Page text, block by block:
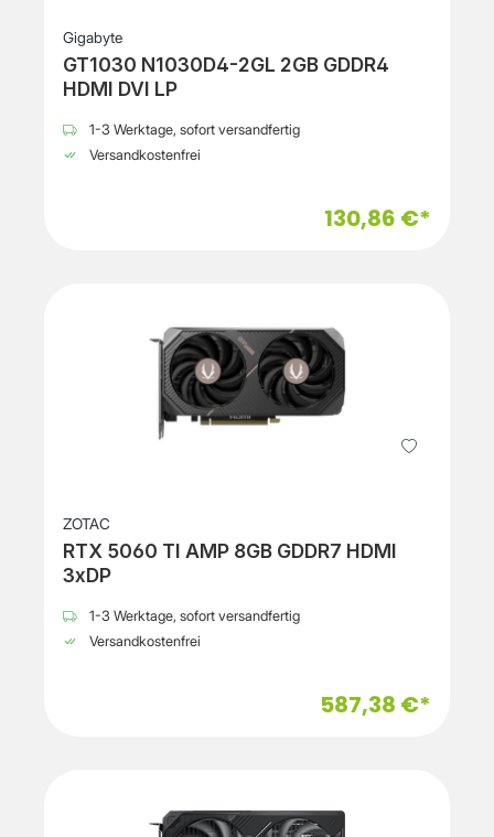
Gigabyte
GT1030 N1030D4-2GL 2GB GDDR4
HDMI DVI LP
1-3 Werktage, sofort versandfertig
Versandkostenfrei
130,86 €*
ZOTAC
RTX 5060 TI AMP 8GB GDDR7 HDMI
3xDP
1-3 Werktage, sofort versandfertig
Versandkostenfrei
587,38 €*